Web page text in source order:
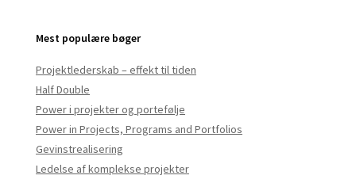
Mest populære bøger
Projektlederskab – effekt til tiden
Half Double
Power i projekter og portefølje
Power in Projects, Programs and Portfolios
Gevinstrealisering
Ledelse af komplekse projekter